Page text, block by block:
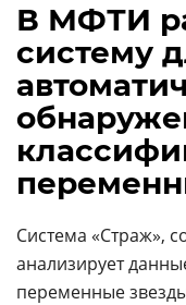
В МФТИ
систему
Система «Страж»,
анализирует
переменные